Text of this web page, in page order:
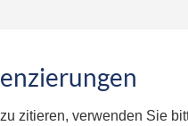
zitieren, verwenden Sie